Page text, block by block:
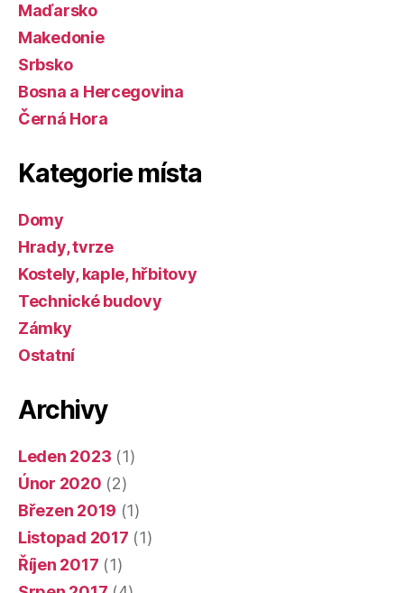
Maďarsko
Makedonie
Srbsko
Bosna a Hercegovina
Černá Hora
Kategorie místa
Domy
Hrady, tvrze
Kostely, kaple, hřbitovy
Technické budovy
Zámky
Ostatní
Archivy
Leden 2023 (1)
Únor 2020 (2)
Březen 2019 (1)
Listopad 2017 (1)
Říjen 2017 (1)